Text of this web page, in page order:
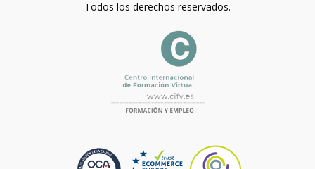
Todos los derechos reservados.